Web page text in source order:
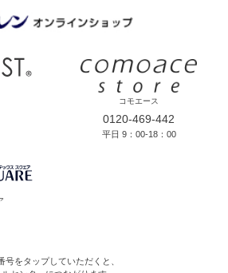
コモエース
0120-469-442
平日 9：00-18：00
号をタップしていただくと、